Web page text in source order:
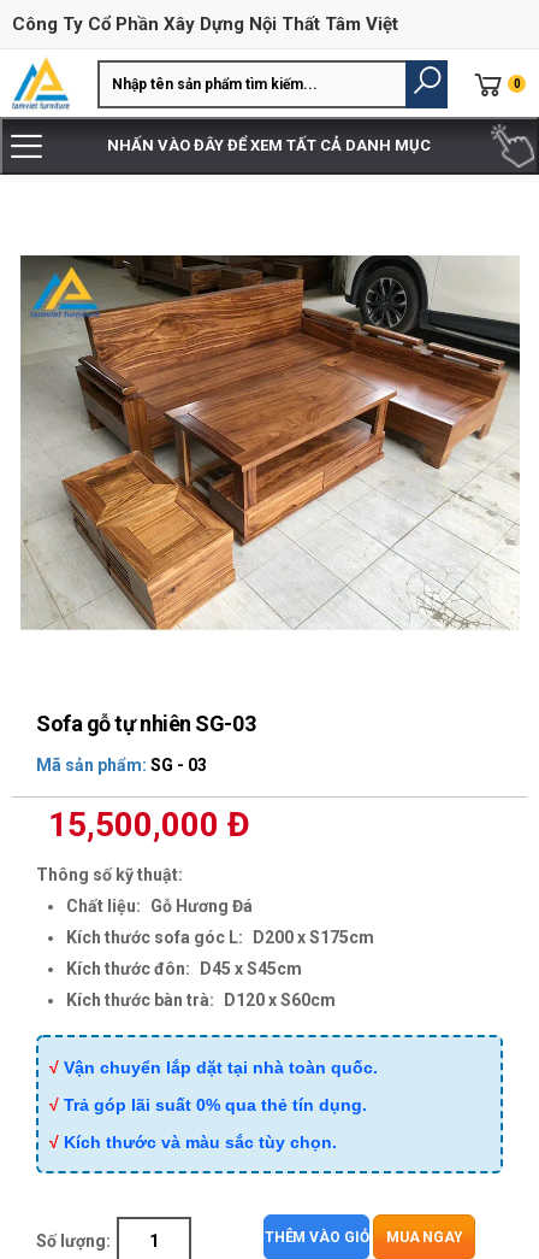
Công Ty Cổ Phần Xây Dựng Nội Thất Tâm Việt
0
NHẤN VÀO ĐÂY ĐỂ XEM TẤT CẢ DANH MỤC
Sofa gỗ tự nhiên SG-03
Mã sản phẩm: SG - 03
15,500,000 Đ
Thông số kỹ thuật:
Chất liệu:
Gỗ Hương Đá
Kích thước sofa góc L:
D200 x S175cm
Kích thước đôn:
D45 x S45cm
Kích thước bàn trà:
D120 x S60cm
√ Vận chuyển lắp dặt tại nhà toàn quốc.
√ Trả góp lãi suất 0% qua thẻ tín dụng.
√ Kích thước và màu sắc tùy chọn.
Số lượng: THÊM VÀO GIỎ MUA NGAY